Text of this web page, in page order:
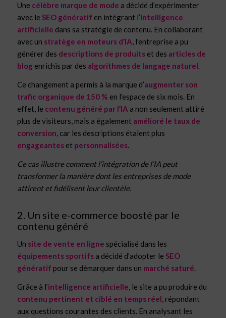
Une célèbre marque de mode a décidé d’expérimenter
avec le SEO génératif en intégrant l’intelligence
artificielle dans sa stratégie de contenu. En collaborant
avec un stratège en moteurs d’IA, l’entreprise a pu
générer des descriptions de produitset des articles de
blog enrichis par des algorithmes de langage naturel.
Ce changement a permis à la marque d’augmenter son
trafic organique de 150 % en l’espace de six mois. En
effet, le contenu généré par l’IA a non seulement attiré
plus de visiteurs, mais a également amélioré le taux de
conversion, car les descriptions étaient plus
engageanteset personnalisées.
Ce cas illustre comment l’intégration de l’IA peut
transformer la manière dont les entreprises de mode
attirent et fidélisent leur clientèle.
2. Un site e-commerce boosté par le
contenu généré
Un site de vente en ligne spécialisé dans les
équipements sportifsa décidé d’adopter le SEO
génératif pour se démarquer dans un marché saturé.
Grâce à l’intelligence artificielle, le site a pu produire du
contenu pertinent et ciblé en temps réel, répondant
aux questions courantes des clients. En analysant les